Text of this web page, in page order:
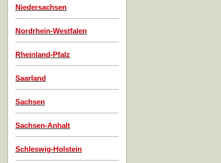
Niedersachsen
Nordrhein-Westfalen
Rheinland-Pfalz
Saarland
Sachsen
Sachsen-Anhalt
Schleswig-Holstein